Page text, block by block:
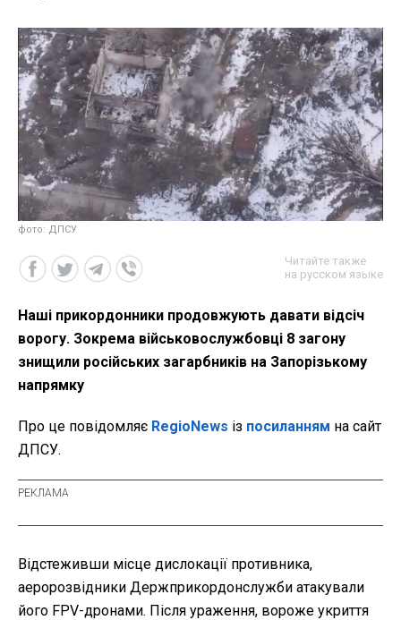
фото: ДПСУ
Читайте также
на русском языке
Наші прикордонники продовжують давати відсіч
ворогу. Зокрема військовослужбовці 8 загону
знищили російських загарбників на Запорізькому
напрямку
Про це повідомляє RegioNews із посиланням на сайт
ДПСУ.
Відстеживши місце дислокації противника,
аеророзвідники Держприкордонслужби атакували
його FPV-дронами. Після ураження, вороже укриття